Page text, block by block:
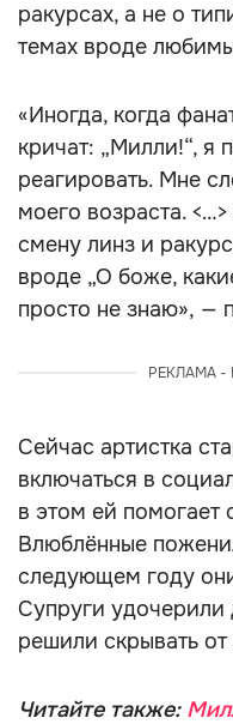
ракурсах, а не о
темах вроде
«Иногда, когда
кричат: „Милли!“, я
реагировать. Мне
моего возраста.
смену линз и
вроде „О боже,
просто не знаю», —
РЕКЛАМА
Сейчас артистка
включаться в
в этом ей
Влюблённые
следующем году
Супруги удочерили
решили скрывать от
Читайте также: